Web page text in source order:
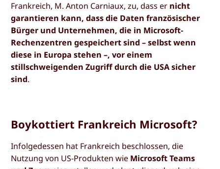
Frankreich, M. Anton Carniaux, zu, dass er nicht
garantieren kann, dass die Daten französischer
Bürger und Unternehmen, die in Microsoft-
Rechenzentren gespeichert sind – selbst wenn
diese in Europa stehen –, vor einem
stillschweigenden Zugriff durch die USA sicher
sind.
Boykottiert Frankreich Microsoft?
Infolgedessen hat Frankreich beschlossen, die
Nutzung von US-Produkten wie Microsoft Teams